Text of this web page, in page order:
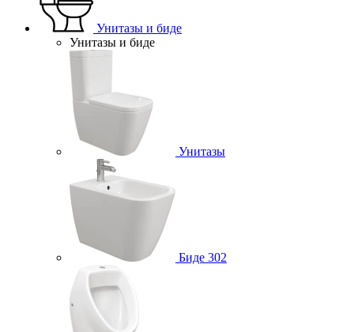
Унитазы и биде
Унитазы и биде
Унитазы
Биде 302